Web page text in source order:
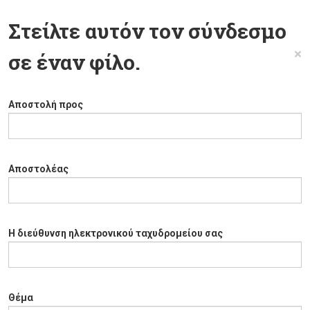
Στείλτε αυτόν τον σύνδεσμο
σε έναν φίλο.
×
Αποστολή προς
Αποστολέας
Η διεύθυνση ηλεκτρονικού ταχυδρομείου σας
Θέμα